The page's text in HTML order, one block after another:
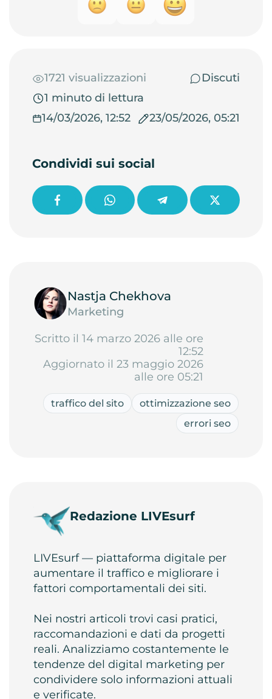
1721 visualizzazioni
Discuti
1 minuto di lettura
14/03/2026, 12:52
23/05/2026, 05:21
Condividi sui social
Nastja Chekhova
Marketing
Scritto il 14 marzo 2026 alle ore
12:52
Aggiornato il 23 maggio 2026
alle ore 05:21
traffico del sito
ottimizzazione seo
errori seo
Redazione LIVEsurf
LIVEsurf — piattaforma digitale per
aumentare il traffico e migliorare i
fattori comportamentali dei siti.
Nei nostri articoli trovi casi pratici,
raccomandazioni e dati da progetti
reali. Analizziamo costantemente le
tendenze del digital marketing per
condividere solo informazioni attuali
e verificate.